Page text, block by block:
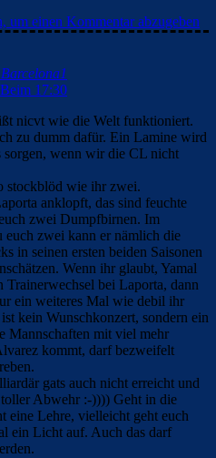
um einen Kommentar abzugeben
17:30
nicvt wie die Welt funktioniert.
zu dumm dafür. Ein Lamine wird
sorgen, wenn wir die CL nicht
stockblöd wie ihr zwei.
anklopft, das sind feuchte
zwei Dumpfbirnen. Im
euch zwei kann er nämlich die
in seinen ersten beiden Saisonen
Wenn ihr glaubt, Yamal
Trainerwechsel bei Laporta, dann
ein weiteres Mal wie debil ihr
kein Wunschkonzert, sondern ein
Mannschaften mit viel mehr
kommt, darf bezweifelt
gats auch nicht erreicht und
toller Abwehr :-)))) Geht in die
eine Lehre, vielleicht geht euch
ein Licht auf. Auch das darf